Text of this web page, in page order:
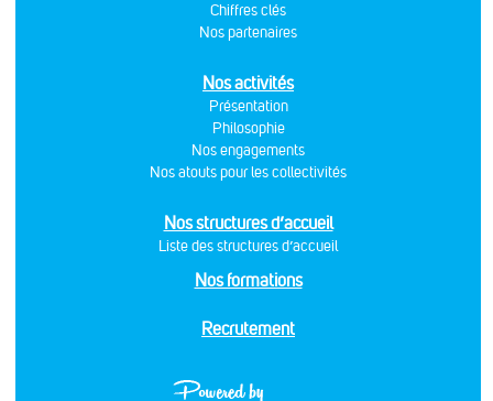
Chiffres clés
Nos partenaires
Nos activités
Présentation
Philosophie
Nos engagements
Nos atouts pour les collectivités
Nos structures d’accueil
Liste des structures d’accueil
Nos formations
Recrutement